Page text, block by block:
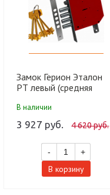
Замок Герион Эталон
РТ левый (средняя
В наличии
3 927 руб. 4 620 руб.
- +
В корзину